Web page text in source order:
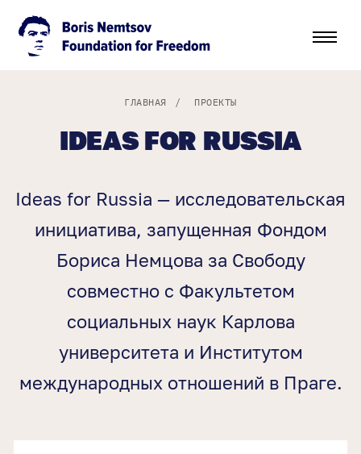
ГЛАВНАЯ / ПРОЕКТЫ
IDEAS FOR RUSSIA
Ideas for Russia — исследовательская
инициатива, запущенная Фондом
Бориса Немцова за Свободу
совместно с Факультетом
социальных наук Карлова
университета и Институтом
международных отношений в Праге.